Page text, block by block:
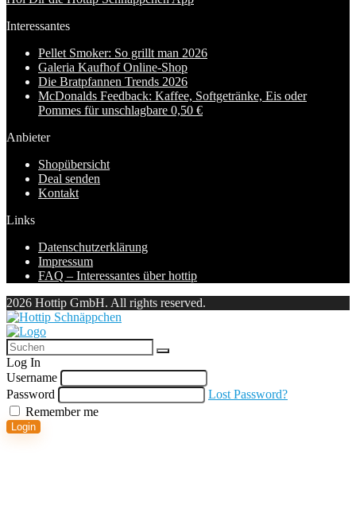
Interessantes
Pellet Smoker: So grillt man 2026
Galeria Kaufhof Online-Shop
Die Bratpfannen Trends 2026
McDonalds Feedback: Kaffee, Softgetränke, Eis oder
Pommes für unschlagbare 0,50 €
Anbieter
Shopübersicht
Deal senden
Kontakt
Links
Datenschutzerklärung
Impressum
FAQ – Interessantes über hottip
2026 Hottip GmbH. All rights reserved.
Log In
Username
Password
Lost Password?
Remember me
Login